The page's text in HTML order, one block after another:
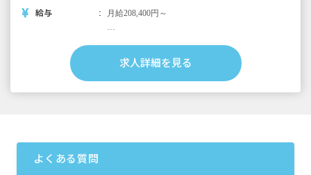
給与 月給208,400円～
■早朝手当 （開園～8時）
■夜間手当 （18時～閉園）
求人詳細を見る
よくある質問